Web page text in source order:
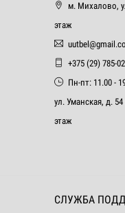
м. Михалово,
этаж
+375 (29) 785-
Пн-пт: 11.00 -
ул. Уманская, д.
этаж
СЛУЖБА